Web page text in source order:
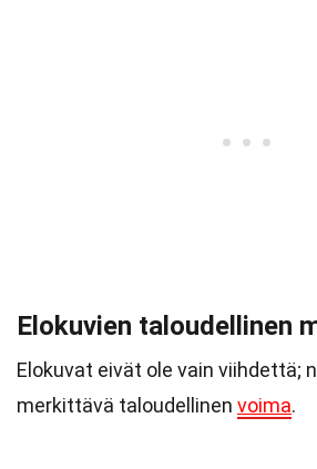
Elokuvien taloudellinen
Elokuvat eivät ole vain viihdettä;
merkittävä taloudellinen voima.